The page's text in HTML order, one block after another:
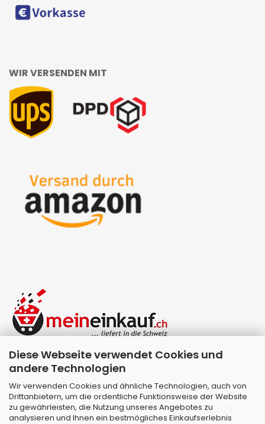
Diese Webseite verwendet Cookies und
andere Technologien
Wir verwenden Cookies und ähnliche Technologien, auch von
Drittanbietern, um die ordentliche Funktionsweise der Website
zu gewährleisten, die Nutzung unseres Angebotes zu
analysieren und Ihnen ein bestmögliches Einkaufserlebnis
WIR VERSENDEN MIT
Webshop erstellenmit Gambio.de © 2026 |